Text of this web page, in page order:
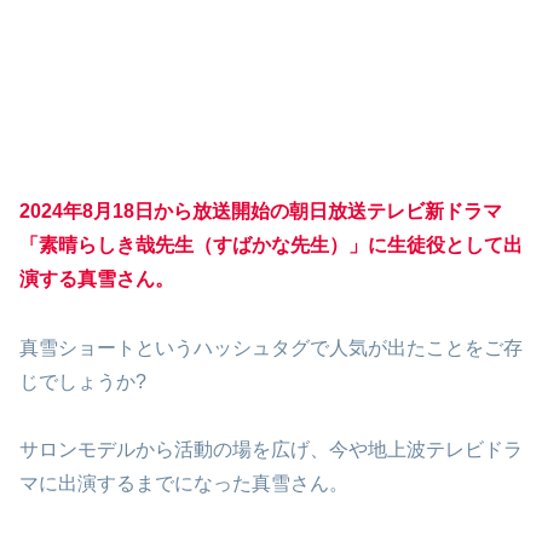
2024年8月18日から放送開始の朝日放送テレビ新ドラマ
「素晴らしき哉先生（すばかな先生）」に生徒役として出
演する真雪さん。
真雪ショートというハッシュタグで人気が出たことをご存
じでしょうか?
サロンモデルから活動の場を広げ、今や地上波テレビドラ
マに出演するまでになった真雪さん。